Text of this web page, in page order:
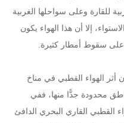
للقارة وعلى سواحلها الغربية
إلا أن هذا الهواء يكون
على سقوط أمطار كثيرة.
الهواء القطبي في مناخ
محدودة جدًّا منها، ففي
القطبي القاري البحري الدافئ